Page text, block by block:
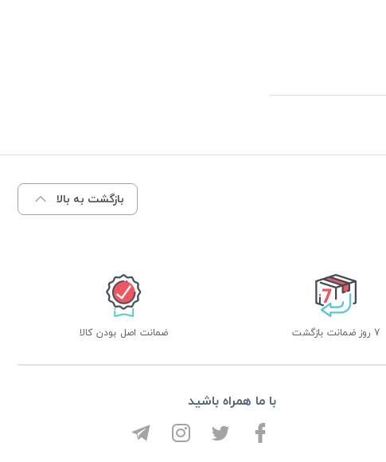
بازگشت به بالا
7 روز ضمانت بازگشت ضمانت اصل بودن کالا
با ما همراه باشید